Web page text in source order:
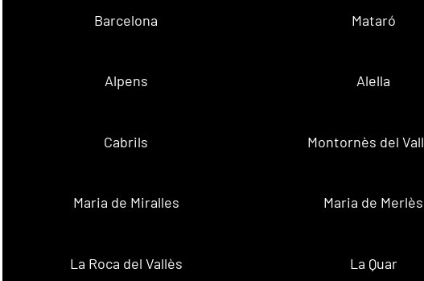
Barcelona Mataró
Alpens Alella
Cabrils Montornès del
Maria de Miralles Maria de Merlès
La Roca del Vallès La Quar